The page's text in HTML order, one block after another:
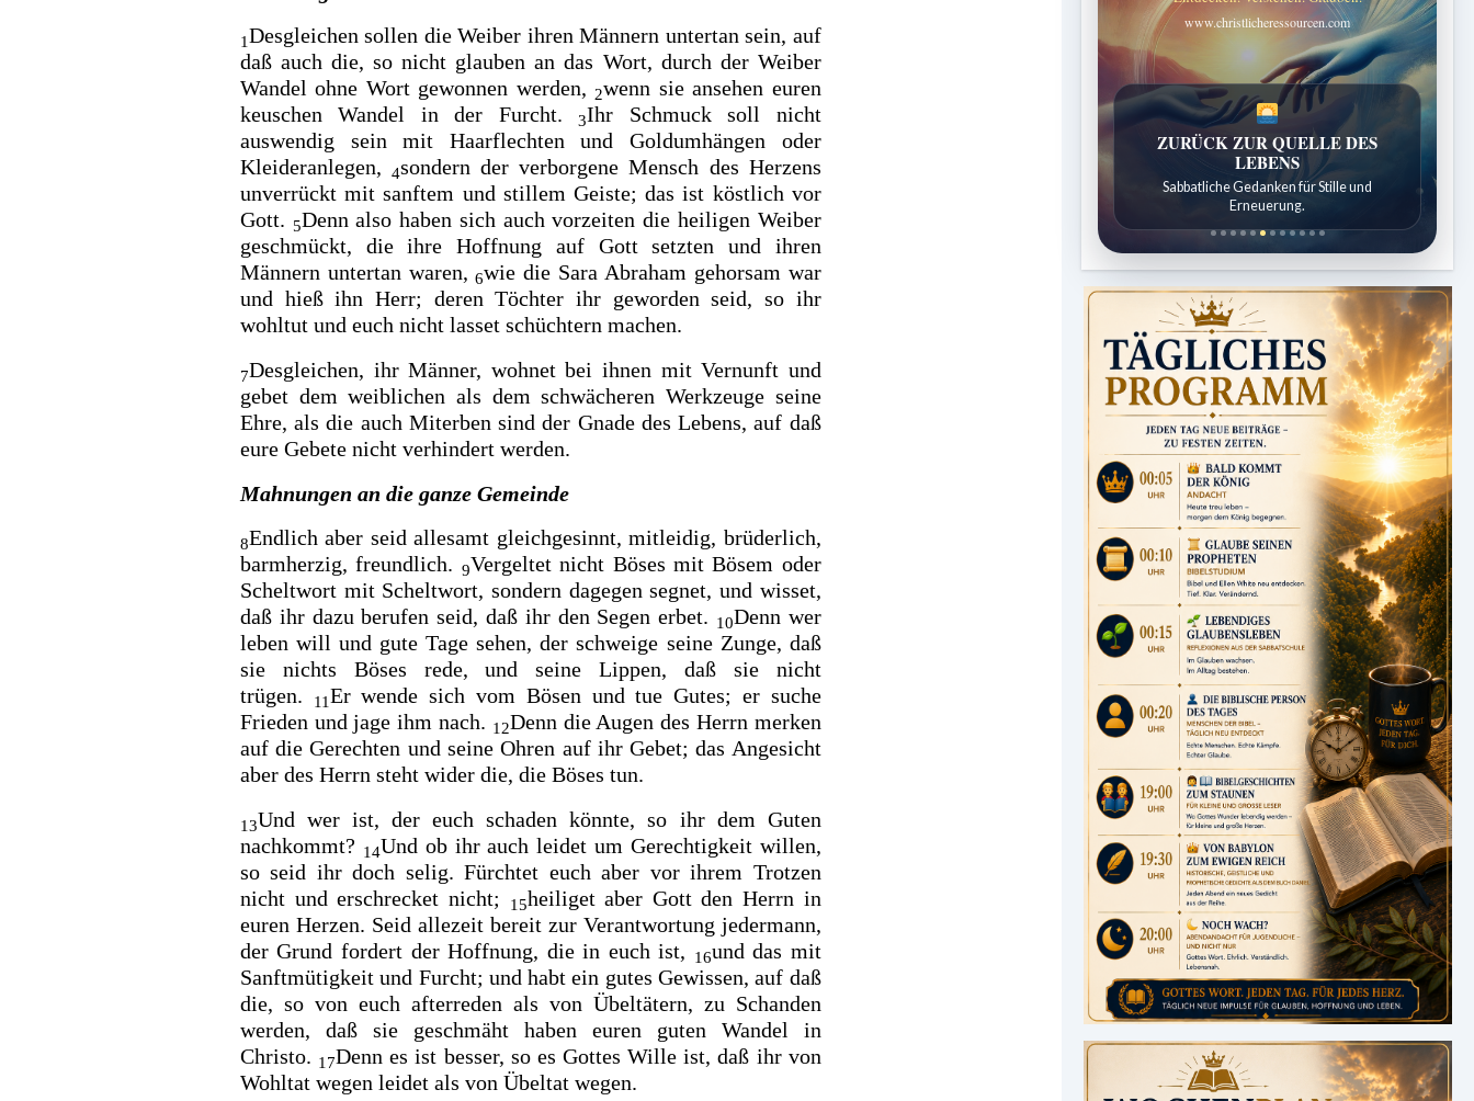
1Desgleichen sollen die Weiber ihren Männern untertan sein, auf
daß auch die, so nicht glauben an das Wort, durch der Weiber
Wandel ohne Wort gewonnen werden, 2wenn sie ansehen euren
keuschen Wandel in der Furcht.
3Ihr Schmuck soll nicht
auswendig sein mit Haarflechten und Goldumhängen oder
Kleideranlegen,
4sondern der verborgene Mensch des Herzens
unverrückt mit sanftem und stillem Geiste; das ist köstlich vor
Gott. 5Denn also haben sich auch vorzeiten die heiligen Weiber
geschmückt, die ihre Hoffnung auf Gott setzten und ihren
Männern untertan waren,6wie die Sara Abraham gehorsam war
und hieß ihn Herr; deren Töchter ihr geworden seid, so ihr
wohltut und euch nicht lasset schüchtern machen.
7Desgleichen, ihrMänner, wohnet bei ihnen mit Vernunft und
gebet dem weiblichen als dem schwächeren Werkzeuge seine
Ehre, als die auch Miterben sind der Gnade des Lebens, auf daß
eure Gebete nicht verhindert werden.
Mahnungen an die ganze Gemeinde
8Endlich aber seid allesamt gleichgesinnt, mitleidig, brüderlich,
barmherzig, freundlich. 9Vergeltet nicht Böses mit Bösem oder
Scheltwort mit Scheltwort, sondern dagegen segnet, und wisset,
daß ihr dazu berufen seid, daß ihr den Segen erbet. 10Denn wer
leben will und gute Tage sehen,der schweige seine Zunge, daß
sie nichts Böses rede, und seine Lippen, daß sie nicht
trügen.
11Er wende sich vom Bösen und tue Gutes; er suche
Frieden und jage ihm nach. 12Denn die Augen des Herrn merken
auf die Gerechten und seine Ohren auf ihr Gebet; das Angesicht
aber des Herrn steht wider die, die Böses tun.
13Und wer ist, der euch schaden könnte, so ihr dem Guten
nachkommt? 14Und ob ihr auch leidet um Gerechtigkeit willen,
so seid ihr doch selig. Fürchtet euch aber vor ihrem Trotzen
nicht und erschrecket nicht;
15heiliget aber Gott den Herrn in
euren Herzen. Seid allezeit bereit zur Verantwortung jedermann,
der Grund fordert der Hoffnung, die in euch ist,
16und das mit
Sanftmütigkeit und Furcht; und habt ein gutes Gewissen, auf daß
die, so von euch afterreden als von Übeltätern, zu Schanden
werden, daß sie geschmäht haben euren guten Wandel in
Christo. 17Denn es ist besser, so es Gottes Wille ist, daß ihr von
Wohltat wegen leidet als von Übeltat wegen.
www.christlicheressourcen.com
SPUREN DER SCHÖPFUNG
Entdeckungen aus der Natur.